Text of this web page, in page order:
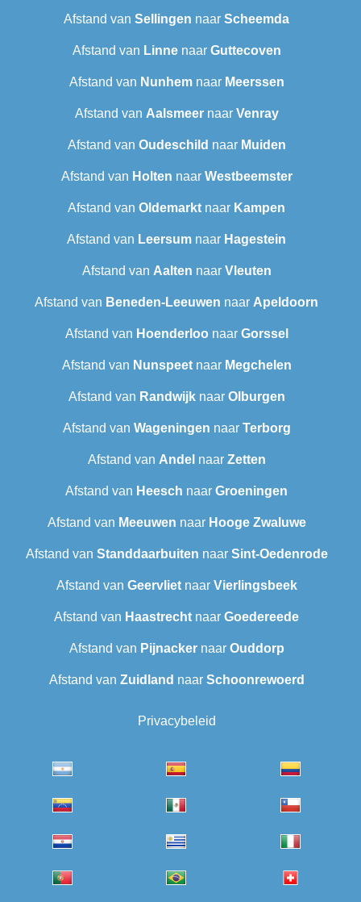
Afstand van Sellingen naar Scheemda
Afstand van Linnenaar Guttecoven
Afstand van Nunhemnaar Meerssen
Afstand van Aalsmeernaar Venray
Afstand van Oudeschild naar Muiden
Afstand van Holten naar Westbeemster
Afstand van Oldemarkt naar Kampen
Afstand van Leersum naar Hagestein
Afstand van Aalten naar Vleuten
Afstand van Beneden-Leeuwen naar Apeldoorn
Afstand van Hoenderloo naar Gorssel
Afstand van Nunspeetnaar Megchelen
Afstand van Randwijknaar Olburgen
Afstand van Wageningen naar Terborg
Afstand van Andel naar Zetten
Afstand van Heesch naar Groeningen
Afstand van Meeuwen naar Hooge Zwaluwe
Afstand van Standdaarbuiten naar Sint-Oedenrode
Afstand van Geervlietnaar Vierlingsbeek
Afstand van Haastrecht naar Goedereede
Afstand van Pijnackernaar Ouddorp
Afstand van Zuidland naar Schoonrewoerd
Privacybeleid